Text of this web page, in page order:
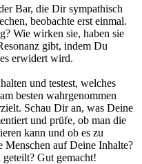
Bar, die Dir sympathisch
beobachte erst einmal.
Wie wirken sie, haben sie
gibt, indem Du
erwidert wird.
und testest, welches
besten wahrgenommen
Schau Dir an, was Deine
und prüfe, ob man die
kann und ob es zu
Menschen auf Deine Inhalte?
Gut gemacht!